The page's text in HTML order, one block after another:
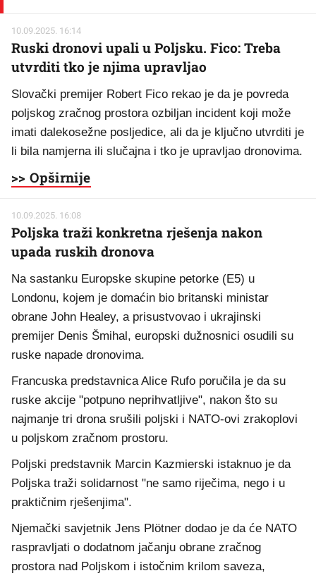
10.09.2025. 16:14
Ruski dronovi upali u Poljsku. Fico: Treba
utvrditi tko je njima upravljao
Slovački premijer Robert Fico rekao je da je povreda
poljskog zračnog prostora ozbiljan incident koji može
imati dalekosežne posljedice, ali da je ključno utvrditi je
li bila namjerna ili slučajna i tko je upravljao dronovima.
>> Opširnije
10.09.2025. 16:08
Poljska traži konkretna rješenja nakon
upada ruskih dronova
Na sastanku Europske skupine petorke (E5) u
Londonu, kojem je domaćin bio britanski ministar
obrane John Healey, a prisustvovao i ukrajinski
premijer Denis Šmihal, europski dužnosnici osudili su
ruske napade dronovima.
Francuska predstavnica Alice Rufo poručila je da su
ruske akcije "potpuno neprihvatljive", nakon što su
najmanje tri drona srušili poljski i NATO-ovi zrakoplovi
u poljskom zračnom prostoru.
Poljski predstavnik Marcin Kazmierski istaknuo je da
Poljska traži solidarnost "ne samo riječima, nego i u
praktičnim rješenjima".
Njemački savjetnik Jens Plötner dodao je da će NATO
raspravljati o dodatnom jačanju obrane zračnog
prostora nad Poljskom i istočnim krilom saveza,